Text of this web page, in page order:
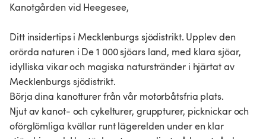
Kanotgården vid Heegesee,
Ditt insidertips i Mecklenburgs sjödistrikt. Upplev den
orörda naturen i De 1 000 sjöars land, med klara sjöar,
idylliska vikar och magiska naturstränder i hjärtat av
Mecklenburgs sjödistrikt.
Börja dina kanotturer från vår motorbåtsfria plats.
Njut av kanot- och cykelturer, gruppturer, picknickar och
oförglömliga kvällar runt lägerelden under en klar